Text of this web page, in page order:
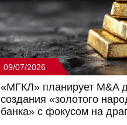
09/07/2026
«МГКЛ» планирует M&A
создания «золотого
банка» с фокусом на